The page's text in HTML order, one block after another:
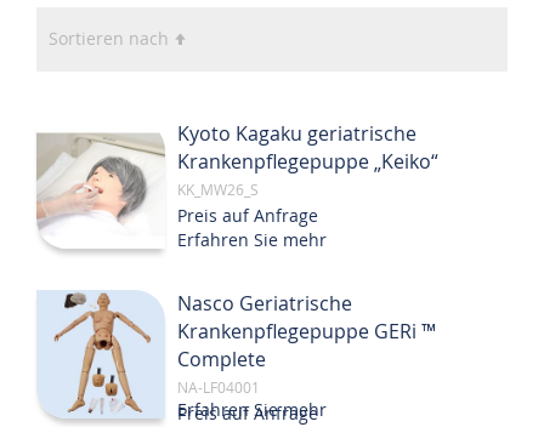
Sortieren nach
Kyoto Kagaku geriatrische
Krankenpflegepuppe „Keiko“
KK_MW26_S
Preis auf Anfrage
Erfahren Sie mehr
Nasco Geriatrische
Krankenpflegepuppe GERi ™
Complete
NA-LF04001
Preis auf Anfrage
Erfahren Sie mehr